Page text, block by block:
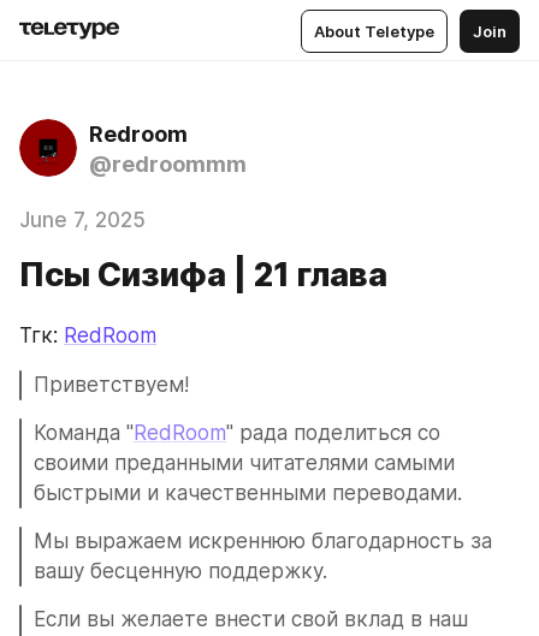
About Teletype Join
Redroom
@redroommm
June 7, 2025
Псы Сизифа | 21 глава
Тгк: RedRoom
Приветствуем!
Команда " RedRoom" рада поделиться со
своими преданными читателями самыми
быстрыми и качественными переводами.
Мы выражаем искреннюю благодарность за
вашу бесценную поддержку.
Если вы желаете внести свой вклад в наш